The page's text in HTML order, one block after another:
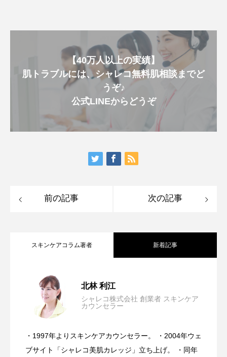
【40万人以上の実績】
肌トラブルには、シャレコ無料肌相談までど
うぞ♪
公式LINEからどうぞ
前の記事 次の記事
スキンケアコラム著者 新着記事
北林 利江
シャレコ株式会社 創業者 スキンケア
カウンセラー
・1997年よりスキンケアカウンセラー。 ・2004年ウェ
ブサイト「シャレコ美肌カレッジ」立ち上げ。 ・同年
2026.08.07
2026.07.31
NGケアとOKケア
2026.07.24 美容は30年間進化し続けたのに、なぜ肌